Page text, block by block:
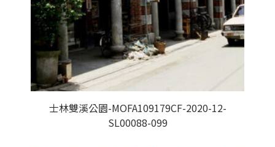
士林雙溪公園-MOFA109179CF-2020-12-
SL00088-099